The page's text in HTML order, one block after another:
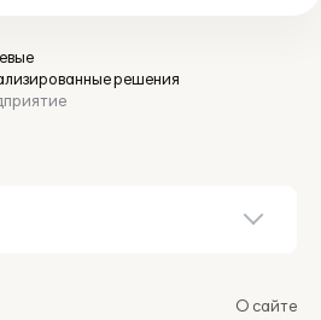
решения
О сайте